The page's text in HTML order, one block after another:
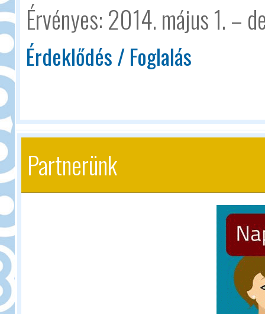
Érvényes: 2014. május 1. –
Érdeklődés / Foglalás
Partnerünk